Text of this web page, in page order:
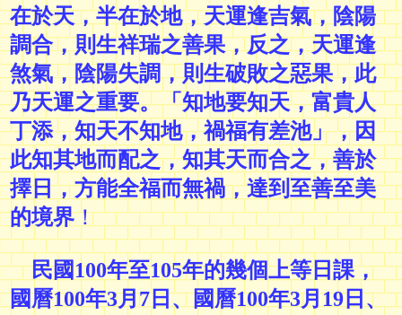
在於天，半在於地，天運逢吉氣，陰陽
調合，則生祥瑞之善果，反之，天運逢
煞氣，陰陽失調，則生破敗之惡果，此
乃天運之重要。「知地要知天，富貴人
丁添，知天不知地，禍福有差池」，因
此知其地而配之，知其天而合之，善於
擇日，方能全福而無禍，達到至善至美
的境界！
民國100年至105年的幾個上等日課，
國曆100年3月7日、國曆100年3月19日、